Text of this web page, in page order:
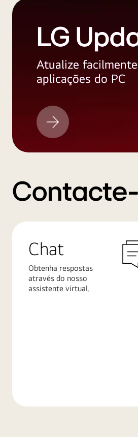
LG
Atualize
aplicações do PC
LG
Update
Chat
Obtenha respostas
através do nosso
assistente virtual.